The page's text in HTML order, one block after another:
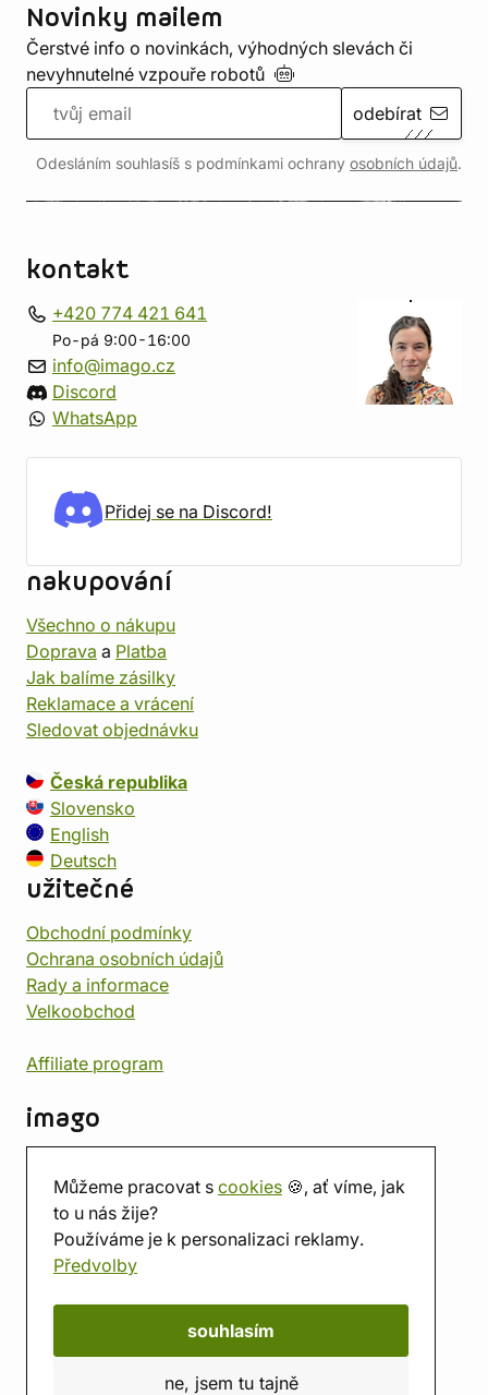
Můžeme pracovat s cookies 🍪, ať víme, jak
to u nás žije?
Používáme je k personalizaci reklamy.
Předvolby
souhlasím
ne, jsem tu tajně
Novinky mailem
Čerstvé info o novinkách, výhodných slevách či
nevyhnutelné vzpouře robotů
odebírat
Odesláním souhlasíš s podmínkami ochrany osobních údajů.
kontakt
+420 774 421 641
Po-pá 9:00-16:00
info@imago.cz
Discord
WhatsApp
Přidej se na Discord!
nakupování
Všechno o nákupu
Doprava a Platba
Jak balíme zásilky
Reklamace a vrácení
Sledovat objednávku
Česká republika
Slovensko
English
Deutsch
užitečné
Obchodní podmínky
Ochrana osobních údajů
Rady a informace
Velkoobchod
Affiliate program
imago
Prodejna
Herna
O nás
Hodnocení obchodu